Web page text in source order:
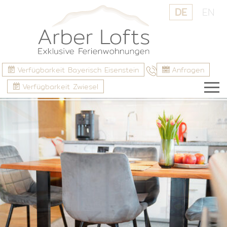
Anfragen
Verfügbarkeit Bayerisch Eisenstein
Verfügbarkeit Zwiesel
DE EN